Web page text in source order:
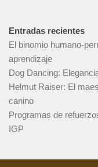
Entradas recientes
El binomio humano-
aprendizaje
Dog Dancing:
Helmut Raiser: El
canino
Programas de
IGP